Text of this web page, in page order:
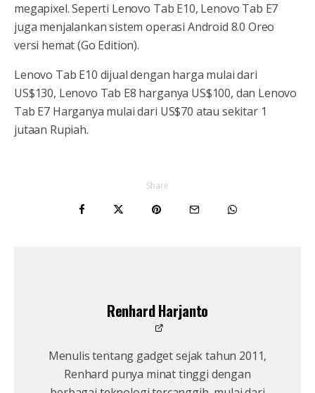
megapixel. Seperti Lenovo Tab E10, Lenovo Tab E7
juga menjalankan sistem operasi Android 8.0 Oreo
versi hemat (Go Edition).
Lenovo Tab E10 dijual dengan harga mulai dari
US$130, Lenovo Tab E8 harganya US$100, dan Lenovo
Tab E7 Harganya mulai dari US$70 atau sekitar 1
jutaan Rupiah.
Share
Renhard Harjanto
Menulis tentang gadget sejak tahun 2011,
Renhard punya minat tinggi dengan